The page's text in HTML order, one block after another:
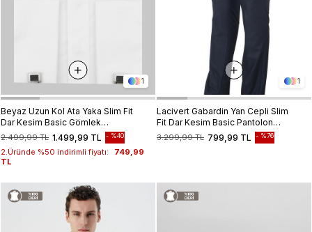
1
Beyaz Uzun Kol Ata Yaka Slim Fit
Dar Kesim Basic Gömlek
10042200601.499,99 TL
2.499,99 TL %40
2.Üründe %50 indirimli fiyatı:
749,99
TL
1
Lacivert Gabardin Yan Cepli Slim
Fit Dar Kesim Basic Pantolon
1003190013
799,99 TL
3.299,99 TL %76